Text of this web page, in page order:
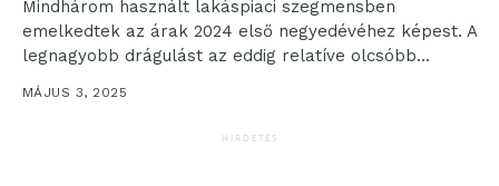
Mindhárom használt lakáspiaci szegmensben
emelkedtek az árak 2024 első negyedévéhez képest. A
legnagyobb drágulást az eddig relatíve olcsóbb
panellakásoknál mérte az Otthon Centrum...
MÁJUS 3, 2025
HIRDETÉS